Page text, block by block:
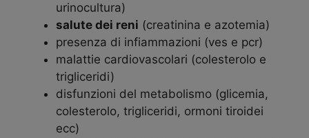
urinocultura)
salute dei reni (creatinina e azotemia)
presenza di infiammazioni (ves e pcr)
malattie cardiovascolari (colesterolo e
trigliceridi)
disfunzioni del metabolismo (glicemia,
colesterolo, trigliceridi, ormoni tiroidei
ecc)